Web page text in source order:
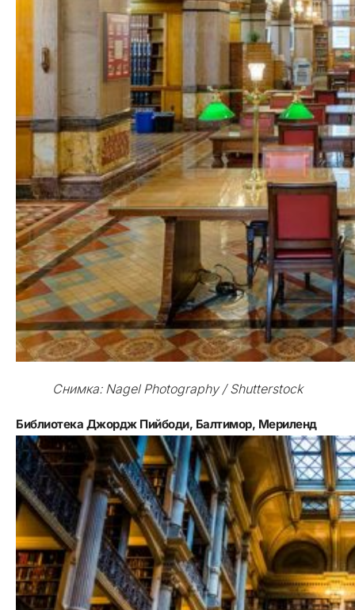
Снимка: Nagel Photography / Shutterstock
Библиотека Джордж Пийбоди, Балтимор, Мериленд